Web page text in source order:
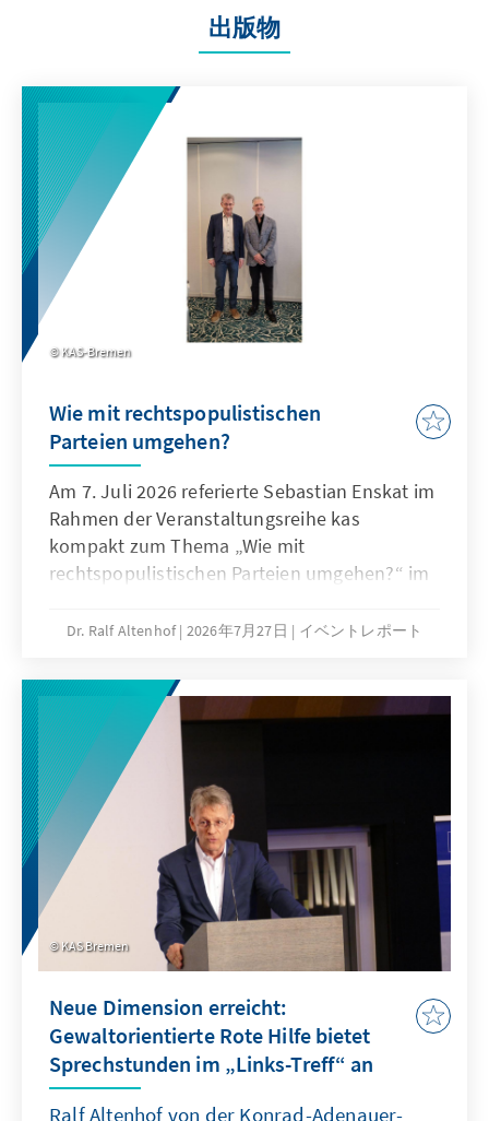
出版物
KAS-Bremen
Wie mit rechtspopulistischen
Parteien umgehen?
Am 7. Juli 2026 referierte Sebastian Enskat im
Rahmen der Veranstaltungsreihe kas
kompakt zum Thema „Wie mit
rechtspopulistischen Parteien umgehen?“ im
begrüßte seinen KAS-Kollegen, der das Büro
normalerweise sei der Hinweis, dass ein
Thema besonders aktuell sei, ein gutes
Zeichen. Angesichts des Erstarkens der in
Teilen rechtsextremistischen AfD könne man
das „in diesem Fall leider nicht sagen“.
Dr. Ralf Altenhof 2026年7月27日 イベントレポート
KAS Bremen
Neue Dimension erreicht:
Gewaltorientierte Rote Hilfe bietet
Sprechstunden im „Links-Treff“ an
Ralf Altenhof von der Konrad-Adenauer-